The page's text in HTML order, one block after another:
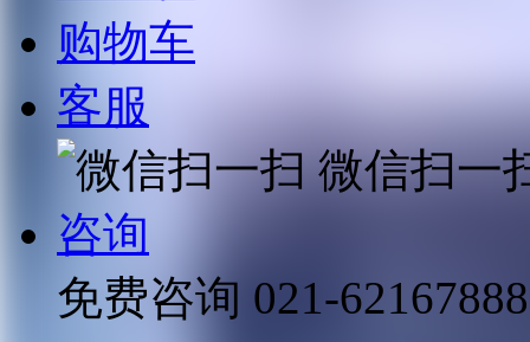
购物车
客服
微信扫一
咨询
免费咨询 021-62167888